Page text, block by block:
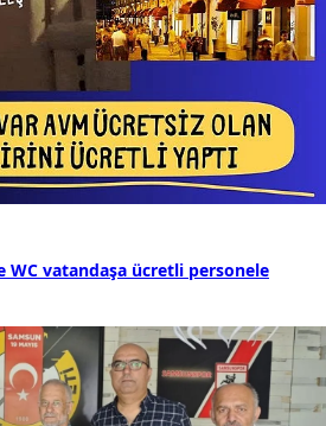
WC vatandaşa ücretli personele